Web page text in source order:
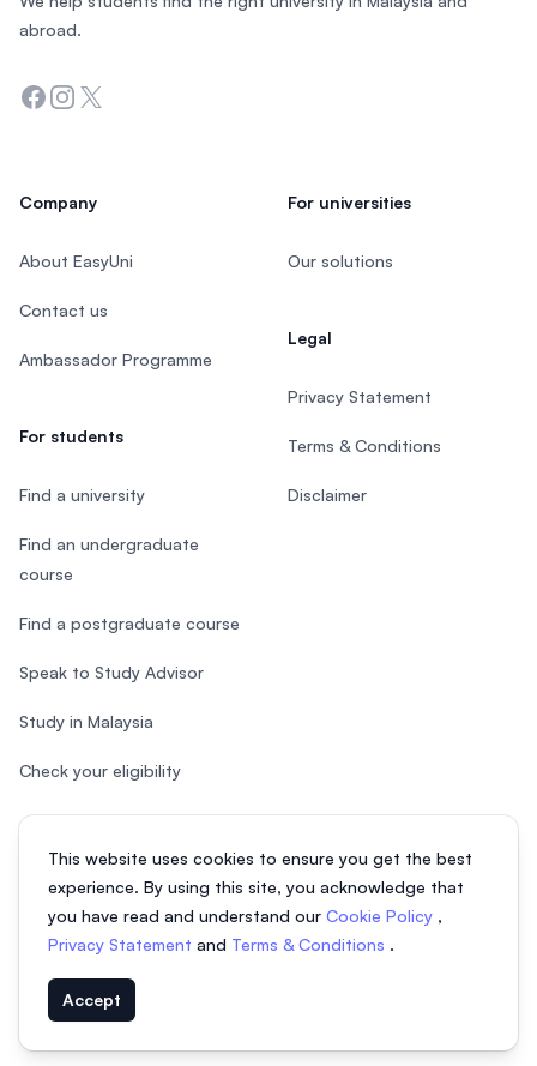
This website uses cookies to ensure you get the best
experience. By using this site, you acknowledge that
you have read and understand our Cookie Policy ,
Privacy Statement and Terms & Conditions .
Accept
abroad.
Facebook
Instagram
Twitter
Company
About EasyUni
Contact us
Ambassador Programme
For students
Find a university
Find an undergraduate
course
Find a postgraduate course
Speak to Study Advisor
Study in Malaysia
Check your eligibility
For universities
Our solutions
Legal
Privacy Statement
Terms & Conditions
Disclaimer
© 2026 EasyUni Sdn Bhd, company registration number 200801016907
(818200-P). All rights reserved.
Indonesian